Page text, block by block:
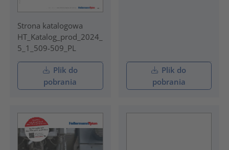
Strona katalogowa
HT_Katalog_prod_2024_
5_1_509-509_PL
Plik do
pobrania
Plik do
pobrania